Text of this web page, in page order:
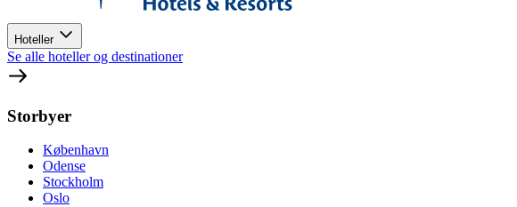
Hoteller
Se alle hoteller og destinationer
Storbyer
København
Odense
Stockholm
Oslo